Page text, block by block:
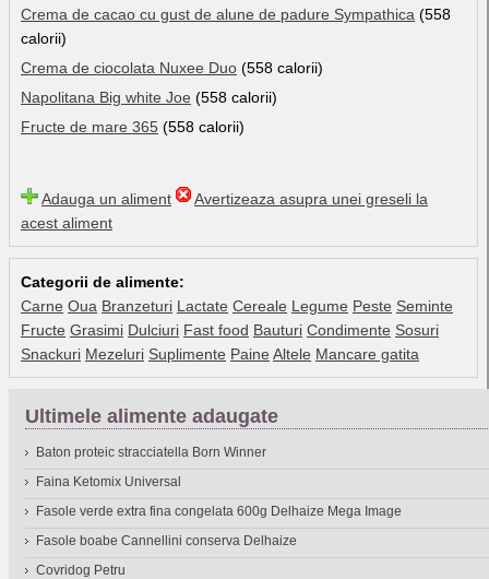
Crema de cacao cu gust de alune de padure Sympathica (558
calorii)
Crema de ciocolata Nuxee Duo (558 calorii)
Napolitana Big white Joe (558 calorii)
Fructe de mare 365 (558 calorii)
Adauga un aliment
Avertizeaza asupra unei greseli la
acest aliment
Categorii de alimente:
Carne Oua Branzeturi Lactate Cereale Legume Peste Seminte
Fructe Grasimi Dulciuri Fast food Bauturi Condimente Sosuri
Snackuri Mezeluri Suplimente Paine Altele Mancare gatita
Ultimele alimente adaugate
Baton proteic stracciatella Born Winner
Faina Ketomix Universal
Fasole verde extra fina congelata 600g Delhaize Mega Image
Fasole boabe Cannellini conserva Delhaize
Covridog Petru